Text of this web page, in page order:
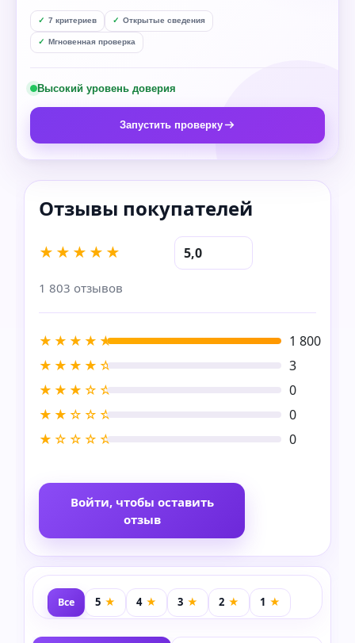
7 критериев Открытые сведения
Мгновенная проверка
Высокий уровень доверия
Запустить проверку
★★★★★ 5,0
1 803 отзывов
★★★★★
1 800
★★★★☆
3
★★★☆☆
0
★★☆☆☆
0
★☆☆☆☆
0
Войти, чтобы оставить
отзыв
Все